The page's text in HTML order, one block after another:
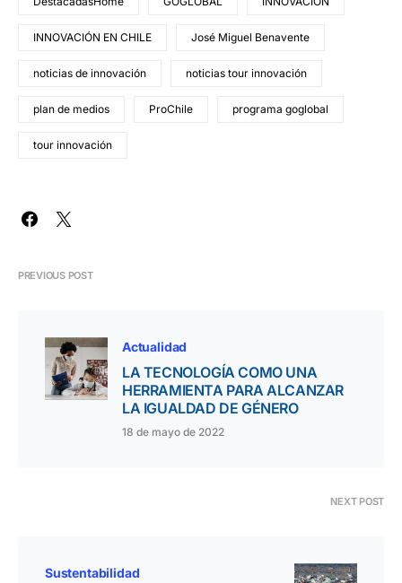
INNOVACIÓN EN CHILE José Miguel Benavente
noticias de innovación noticias tour innovación
plan de medios ProChile programa goglobal
tour innovación
PREVIOUS POST
Actualidad
LA TECNOLOGÍA COMO UNA
HERRAMIENTA PARA ALCANZAR
LA IGUALDAD DE GÉNERO
18 de mayo de 2022
NEXT POST
Sustentabilidad